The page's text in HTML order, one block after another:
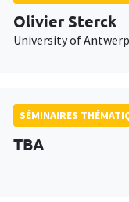
Olivier Sterck
University of
SÉMINAIRES
TBA